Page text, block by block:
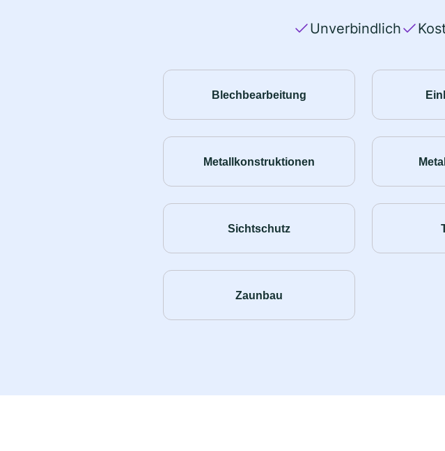
Unverbindlich
Blechbearbeitung
Metallkonstruktionen
Sichtschutz
Zaunbau